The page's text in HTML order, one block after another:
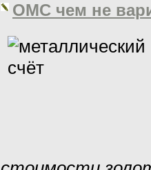
ОМС чем не